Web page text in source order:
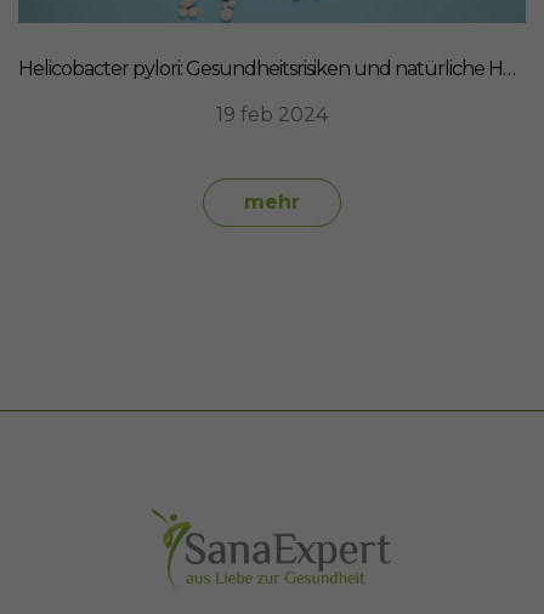
Helicobacter pylori: Gesundheitsrisiken und natürliche Heilmittel
19 feb 2024
mehr